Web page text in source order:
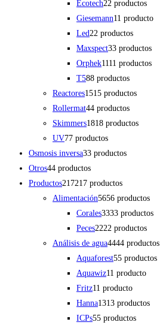
Ecotech22 productos
Giesemann11 producto
Led22 productos
Maxspect33 productos
Orphek1111 productos
T588 productos
Reactores1515 productos
Rollermat44 productos
Skimmers1818 productos
UV77 productos
Osmosis inversa33 productos
Otros44 productos
Productos217217 productos
Alimentación5656 productos
Corales3333 productos
Peces2222 productos
Análisis de agua4444 productos
Aquaforest55 productos
Aquawiz11 producto
Fritz11 producto
Hanna1313 productos
ICPs55 productos